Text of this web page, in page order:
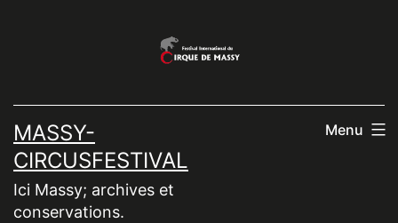
MASSY-
CIRCUSFESTIVAL
Ici Massy; archives et
conservations.
Menu